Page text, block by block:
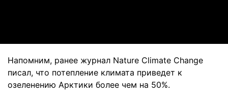
Напомним, ранее журнал Nature Climate Change
писал, что потепление климата приведет к
озеленению Арктики более чем на 50%.